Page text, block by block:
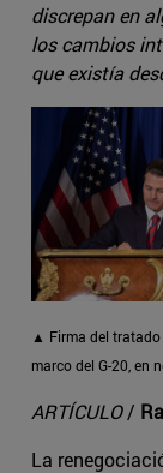
discrepan en
los cambios
que existía
▲ Firma del tratado
marco del G-20, en
ARTÍCULO/
La